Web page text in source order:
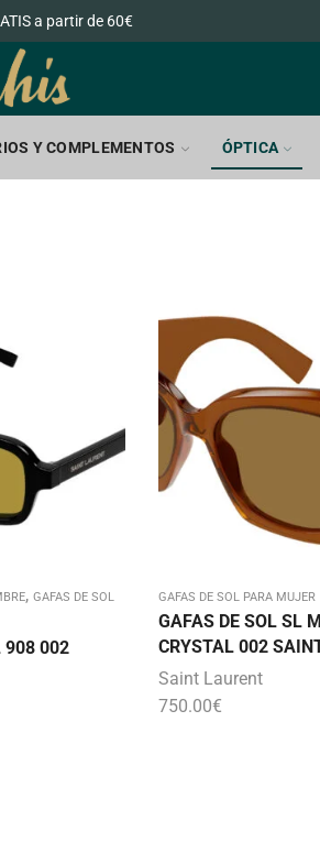
a partir de 60€
Y COMPLEMENTOS ÓPTICA
, GAFAS DE SOL
908 002
GAFAS DE SOL PARA MUJER
GAFAS DE SOL SL
CRYSTAL 002
Saint Laurent
750.00€